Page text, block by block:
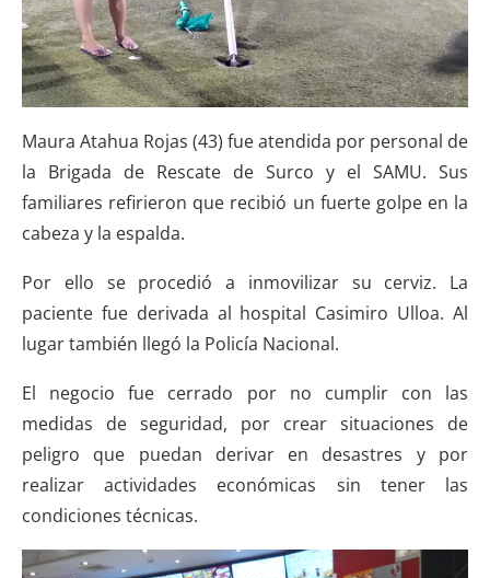
Maura Atahua Rojas (43) fue atendida por personal de
la Brigada de Rescate de Surco y el SAMU. Sus
familiares refirieron que recibió un fuerte golpe en la
cabeza y la espalda.
Por ello se procedió a inmovilizar su cerviz. La
paciente fue derivada al hospital Casimiro Ulloa. Al
lugar también llegó la Policía Nacional.
El negocio fue cerrado por no cumplir con las
medidas de seguridad, por crear situaciones de
peligro que puedan derivar en desastres y por
realizar actividades económicas sin tener las
condiciones técnicas.